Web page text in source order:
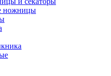
ножницы